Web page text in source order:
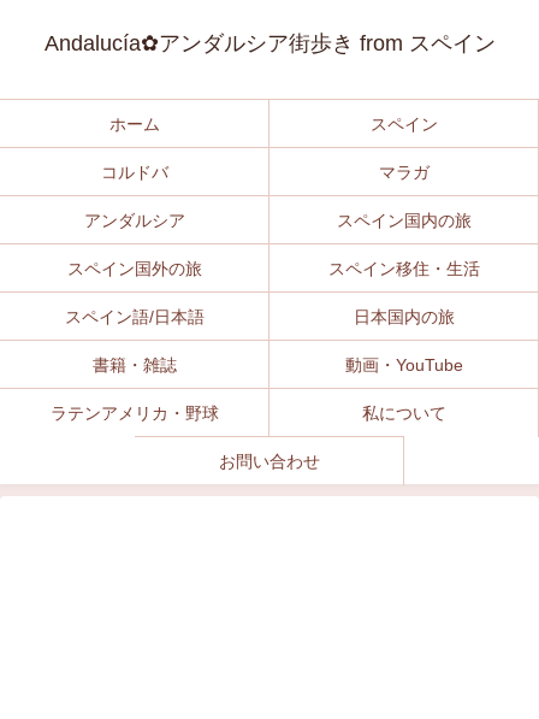
Andalucía✿アンダルシア街歩き from スペイン
ホーム スペイン
コルドバ マラガ
アンダルシア スペイン国内の旅
スペイン国外の旅 スペイン移住・生活
スペイン語/日本語 日本国内の旅
書籍・雑誌 動画・YouTube
ラテンアメリカ・野球 私について
お問い合わせ